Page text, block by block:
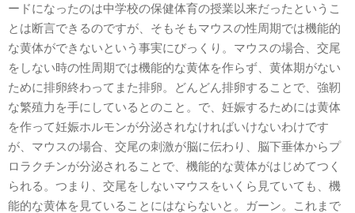
ードになったのは中学校の保健体育の授業以来だったというこ
とは断言できるのですが、そもそもマウスの性周期では機能的
な黄体ができないという事実にびっくり。マウスの場合、交尾
をしない時の性周期では機能的な黄体を作らず、黄体期がない
ために排卵終わってまた排卵。どんどん排卵することで、強靭
な繁殖力を手にしているとのこと。で、妊娠するためには黄体
を作って妊娠ホルモンが分泌されなければいけないわけです
が、マウスの場合、交尾の刺激が脳に伝わり、脳下垂体からプ
ロラクチンが分泌されることで、機能的な黄体がはじめてつく
られる。つまり、交尾をしないマウスをいくら見ていても、機
能的な黄体を見ていることにはならないと。ガーン。これまで